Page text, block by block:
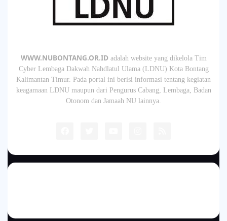
WWW.NUBONTANG.OR.ID adalah website yang dikelola Tim
Cyber Lembaga Dakwah Nahdlatul Ulama (LDNU) Kota Bontang
Kalimantan Timur. Pada portal ini berisi informasi tentang kegiatan
keagamaan LDNU maupun dari Pengurus Cabang, Lembaga, Badan
Otonom dan Jamaah NU lainnya.